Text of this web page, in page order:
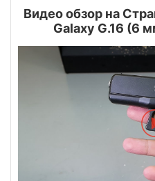
Видео обзор на
Galaxy G.16 (6